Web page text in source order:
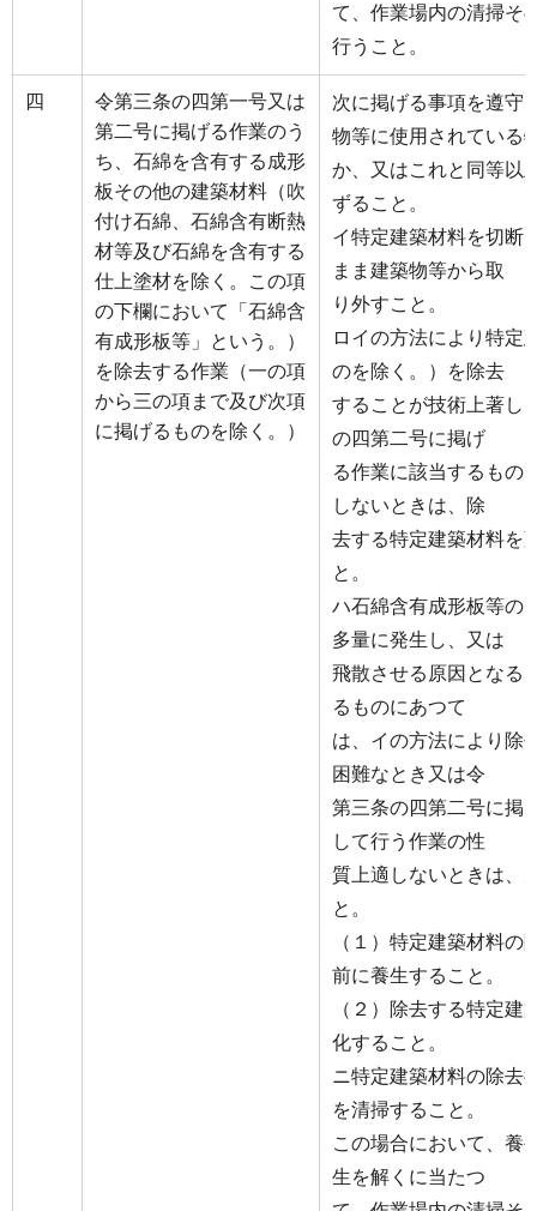
て、作業場内の清掃そ
行うこと。
四
令第三条の四第一号又は
第二号に掲げる作業のう
ち、石綿を含有する成形
板その他の建築材料（吹
付け石綿、石綿含有断熱
材等及び石綿を含有する
仕上塗材を除く。この項
の下欄において「石綿含
有成形板等」という。）
を除去する作業（一の項
から三の項まで及び次項
に掲げるものを除く。）
次に掲げる事項を遵守
物等に使用されている
か、又はこれと同等以
ずること。
イ特定建築材料を切断
まま建築物等から取
り外すこと。
ロイの方法により特定
のを除く。）を除去
することが技術上著し
の四第二号に掲げ
る作業に該当するもの
しないときは、除
去する特定建築材料を
と。
ハ石綿含有成形板等の
多量に発生し、又は
飛散させる原因となる
るものにあつて
は、イの方法により除
困難なとき又は令
第三条の四第二号に掲
して行う作業の性
質上適しないときは、
と。
（１）特定建築材料の
前に養生すること。
（２）除去する特定建
化すること。
ニ特定建築材料の除去
を清掃すること。
この場合において、養
生を解くに当たつ